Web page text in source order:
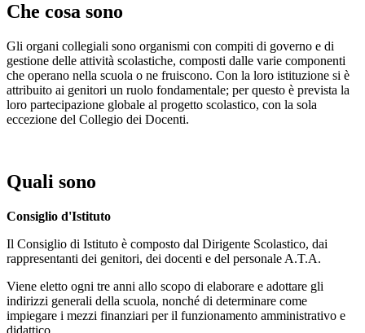
Che cosa sono
Gli organi collegiali sono organismi con compiti di governo e di
gestione delle attività scolastiche, composti dalle varie componenti
che operano nella scuola o ne fruiscono. Con la loro istituzione si è
attribuito ai genitori un ruolo fondamentale; per questo è prevista la
loro partecipazione globale al progetto scolastico, con la sola
eccezione del Collegio dei Docenti.
Quali sono
Consiglio d'Istituto
Il Consiglio di Istituto è composto dal Dirigente Scolastico, dai
rappresentanti dei genitori, dei docenti e del personale A.T.A.
Viene eletto ogni tre anni allo scopo di elaborare e adottare gli
indirizzi generali della scuola, nonché di determinare come
impiegare i mezzi finanziari per il funzionamento amministrativo e
didattico.